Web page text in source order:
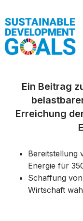
Ein Beitrag
Erreichung
Bereitstellung
Energie für
Schaffung
Wirtschaft